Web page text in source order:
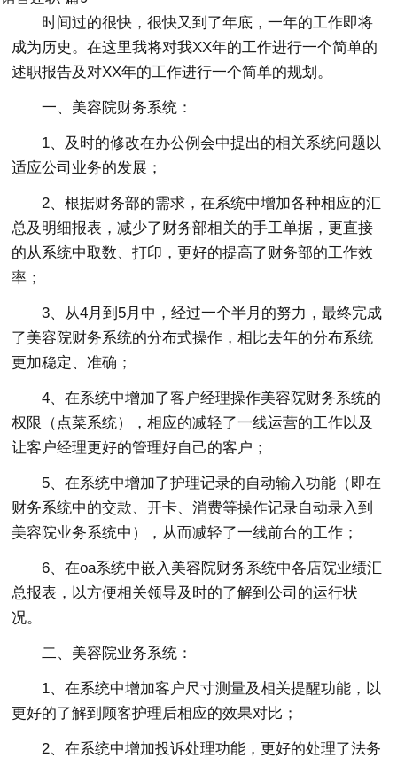
时间过的很快，很快又到了年底，一年的工作即将
成为历史。在这里我将对我XX年的工作进行一个简单的
述职报告及对XX年的工作进行一个简单的规划。
一、美容院财务系统：
1、及时的修改在办公例会中提出的相关系统问题以
适应公司业务的发展；
2、根据财务部的需求，在系统中增加各种相应的汇
总及明细报表，减少了财务部相关的手工单据，更直接
的从系统中取数、打印，更好的提高了财务部的工作效
率；
3、从4月到5月中，经过一个半月的努力，最终完成
了美容院财务系统的分布式操作，相比去年的分布系统
更加稳定、准确；
4、在系统中增加了客户经理操作美容院财务系统的
权限（点菜系统），相应的减轻了一线运营的工作以及
让客户经理更好的管理好自己的客户；
5、在系统中增加了护理记录的自动输入功能（即在
财务系统中的交款、开卡、消费等操作记录自动录入到
美容院业务系统中），从而减轻了一线前台的工作；
6、在oa系统中嵌入美容院财务系统中各店院业绩汇
总报表，以方便相关领导及时的了解到公司的运行状
况。
二、美容院业务系统：
1、在系统中增加客户尺寸测量及相关提醒功能，以
更好的了解到顾客护理后相应的效果对比；
2、在系统中增加投诉处理功能，更好的处理了法务